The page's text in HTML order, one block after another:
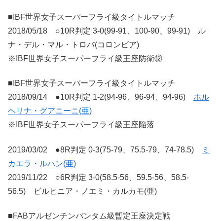
■IBF世界女子スーパーフライ級タイトルマッチ
2018/05/18 ○10R判定 3-0(99-91、100-90、99-91) ル
ナ・デル・マル・トロバ(コロンビア)
※IBF世界女子スーパーフライ級王座防衛⑫
■IBF世界女子スーパーフライ級タイトルマッチ
2018/09/14 ●10R判定 1-2(94-96、96-94、94-96) ホル
ヘリナ・グアニーニ(亜)
※IBF世界女子スーパーフライ級王座陥落
2019/03/02 ●8R判定 0-3(75-79、75.5-79、74-78.5)
ミ
カエラ・ルハン(亜)
2019/11/22 ○6R判定 3-0(58.5-56、59.5-56、58.5-
56.5) ビルヒニア・ノエミ・カルカモ(亜)
■FABアルゼンチンバンタム級暫定王座決定戦